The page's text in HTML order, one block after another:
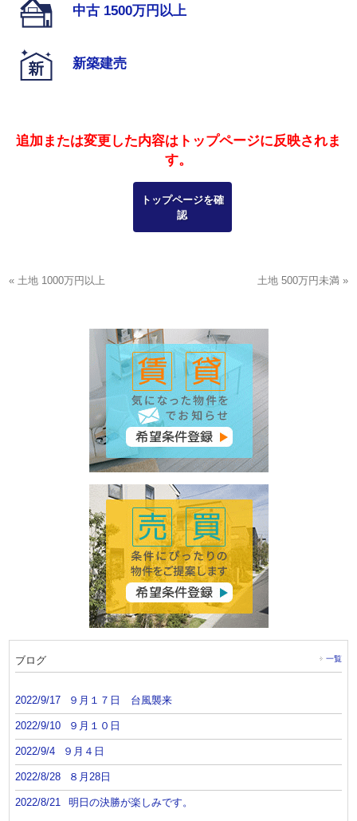
中古 1500万円以上
新築建売
追加または変更した内容はトップページに反映されま
す。
トップページを確
認
« 土地 1000万円以上 土地 500万円未満 »
ブログ 一覧
2022/9/17 ９月１７日 台風襲来
2022/9/10 ９月１０日
2022/9/4 ９月４日
2022/8/28 ８月28日
2022/8/21 明日の決勝が楽しみです。